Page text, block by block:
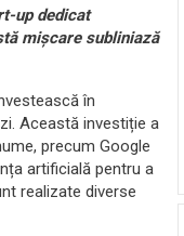
up dedicat
mișcare subliniază
în
Această investiție a
precum Google
artificială pentru a
realizate diverse